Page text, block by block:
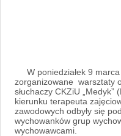
W poniedziałek 9 marca
zorganizowane warsztaty
słuchaczy CKZiU
kierunku terapeuta
zawodowych odbyły się
wychowanków grup
wychowawcami.